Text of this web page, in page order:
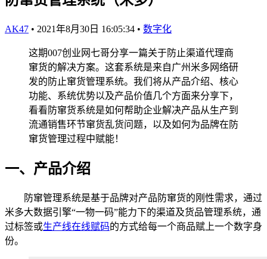
AK47 • 2021年8月30日 16:05:34 • 数字化
这期007创业网七哥分享一篇关于防止渠道代理商
窜货的解决方案。这套系统是来自广州米多网络研
发的防止窜货管理系统。我们将从产品介绍、核心
功能、系统优势以及产品价值几个方面来分享下，
看看防窜货系统是如何帮助企业解决产品从生产到
流通销售环节窜货乱货问题，以及如何为品牌在防
窜货管理过程中赋能！
一、产品介绍
防窜管理系统是基于品牌对产品防窜货的刚性需求，通过
米多大数据引擎“一物一码”能力下的渠道及货品管理系统，通
过标签或生产线在线赋码的方式给每一个商品赋上一个数字身
份。